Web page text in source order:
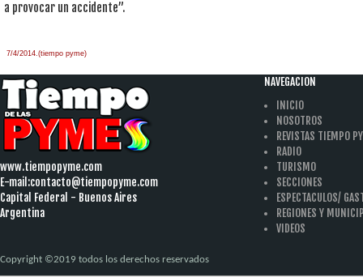
a provocar un accidente”.
7/4/2014.(tiempo pyme)
www.tiempopyme.com
E-mail:contacto@tiempopyme.com
Capital Federal - Buenos Aires
Argentina
NAVEGACION
INICIO
NOSOTROS
REVISTAS TIEMPO
RADIO
TURISMO
SECCIONES
ESPECTACULOS/
REGIONES Y
VIDEOS
Copyright ©2019 todos los derechos reservados